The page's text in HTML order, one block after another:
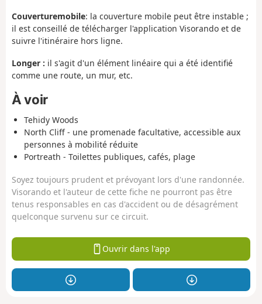
Couverturemobile: la couverture mobile peut être instable ;
il est conseillé de télécharger l'application Visorando et de
suivre l'itinéraire hors ligne.
Longer : il s'agit d'un élément linéaire qui a été identifié
comme une route, un mur, etc.
À voir
Tehidy Woods
North Cliff - une promenade facultative, accessible aux
personnes à mobilité réduite
Portreath - Toilettes publiques, cafés, plage
Soyez toujours prudent et prévoyant lors d'une randonnée.
Visorando et l'auteur de cette fiche ne pourront pas être
tenus responsables en cas d'accident ou de désagrément
quelconque survenu sur ce circuit.
Ouvrir dans l'app